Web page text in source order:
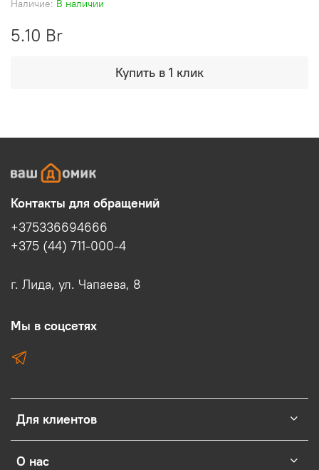
Наличие: В наличии
5.10 Br
Купить в 1 клик
Для клиентов
О нас
Контакты для обращений
+375336694666
+375 (44) 711-000-4
г. Лида, ул. Чапаева, 8
Мы в соцсетях